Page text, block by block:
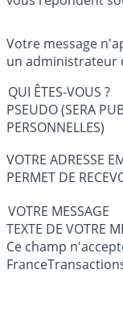
Votre message
un administrateur
QUI ÊTES-VOUS ?
PSEUDO (SERA
PERSONNELLES)
VOTRE ADRESSE
PERMET DE
VOTRE MESSAGE
Ce champ